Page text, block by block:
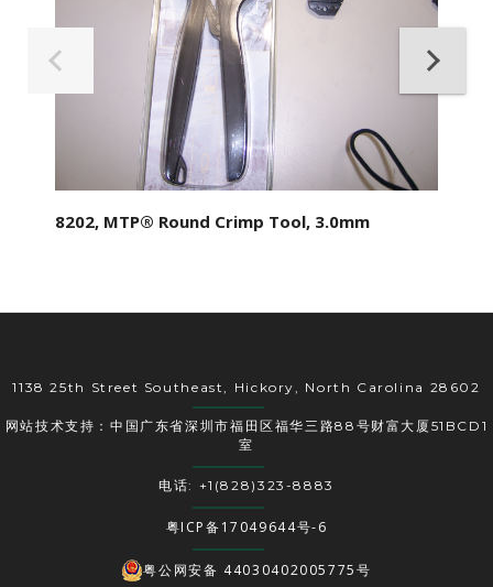
8202, MTP® Round Crimp Tool, 3.0mm
1138 25th Street Southeast, Hickory, North Carolina 28602
网站技术支持：中国广东省深圳市福田区福华三路88号财富大厦51BCD1
室
电话: +1(828)323-8883
粤ICP备17049644号-6
粤公网安备 44030402005775号